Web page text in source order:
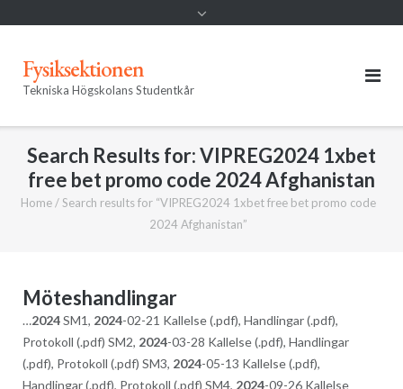
Fysiksektionen
Tekniska Högskolans Studentkår
Search Results for:VIPREG2024 1xbet
free bet promo code 2024 Afghanistan
Home / Search results for “VIPREG2024 1xbet free bet promo code
2024 Afghanistan”
Möteshandlingar
…2024SM1, 2024-02-21 Kallelse (.pdf), Handlingar (.pdf),
Protokoll (.pdf) SM2, 2024-03-28 Kallelse (.pdf), Handlingar
(.pdf), Protokoll (.pdf) SM3, 2024-05-13 Kallelse (.pdf),
Handlingar (.pdf), Protokoll (.pdf) SM4, 2024-09-26 Kallelse